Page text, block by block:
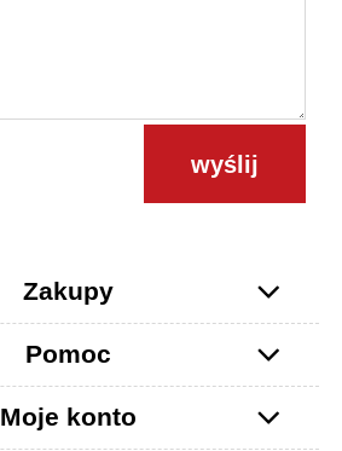
wyślij
Zakupy
Pomoc
Moje konto